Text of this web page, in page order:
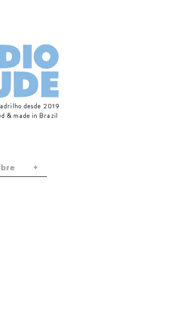
desde 2019
& made in Brazil
+